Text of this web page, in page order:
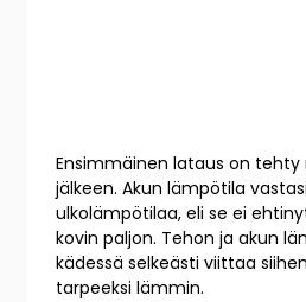
Ensimmäinen lataus on
jälkeen. Akun lämpötila
ulkolämpötilaa, eli se ei
kovin paljon. Tehon ja akun
kädessä selkeästi viittaa
tarpeeksi lämmin.